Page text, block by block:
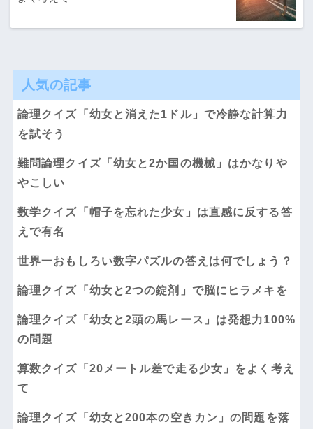
人気の記事
論理クイズ「幼女と消えた1ドル」で冷静な計算力
を試そう
難問論理クイズ「幼女と2か国の機械」はかなりや
やこしい
数学クイズ「帽子を忘れた少女」は直感に反する答
えで有名
世界一おもしろい数字パズルの答えは何でしょう？
論理クイズ「幼女と2つの錠剤」で脳にヒラメキを
論理クイズ「幼女と2頭の馬レース」は発想力100%
の問題
算数クイズ「20メートル差で走る少女」をよく考え
て
論理クイズ「幼女と200本の空きカン」の問題を落